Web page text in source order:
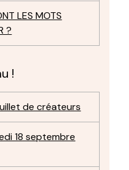
LES MOTS
?
!
de créateurs
18 septembre